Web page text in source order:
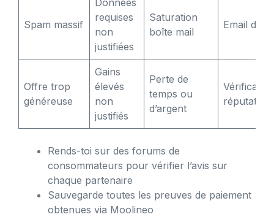
Spam massif
Données
requises
non
justifiées
Saturation
boîte mail
Email dédié
Offre trop
généreuse
Gains
élevés
non
justifiés
Perte de
temps ou
d’argent
Vérification
réputation
Rends-toi sur des forums de
consommateurs pour vérifier l’avis sur
chaque partenaire
Sauvegarde toutes les preuves de paiement
obtenues via Moolineo